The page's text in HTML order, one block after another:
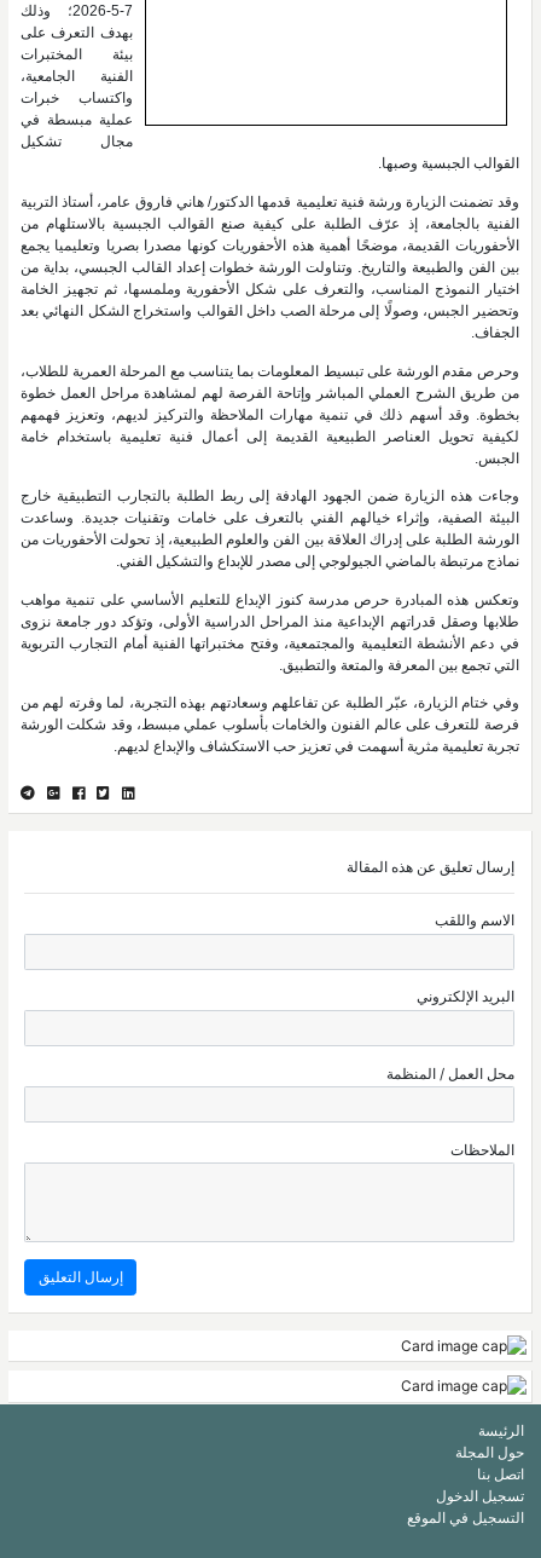
7-5-2026؛ وذلك
بهدف التعرف على
بيئة المختبرات
الفنية الجامعية،
واكتساب خبرات
عملية مبسطة في
مجال تشكيل
القوالب الجبسية وصبها.
وقد تضمنت الزيارة ورشة فنية تعليمية قدمها الدكتور/ هاني فاروق عامر، أستاذ التربية
الفنية بالجامعة، إذ عرّف الطلبة على كيفية صنع القوالب الجبسية بالاستلهام من
الأحفوريات القديمة، موضحًا أهمية هذه الأحفوريات كونها مصدرا بصريا وتعليميا يجمع
بين الفن والطبيعة والتاريخ. وتناولت الورشة خطوات إعداد القالب الجبسي، بداية من
اختيار النموذج المناسب، والتعرف على شكل الأحفورية وملمسها، ثم تجهيز الخامة
وتحضير الجبس، وصولًا إلى مرحلة الصب داخل القوالب واستخراج الشكل النهائي بعد
الجفاف.
وحرص مقدم الورشة على تبسيط المعلومات بما يتناسب مع المرحلة العمرية للطلاب،
من طريق الشرح العملي المباشر وإتاحة الفرصة لهم لمشاهدة مراحل العمل خطوة
بخطوة. وقد أسهم ذلك في تنمية مهارات الملاحظة والتركيز لديهم، وتعزيز فهمهم
لكيفية تحويل العناصر الطبيعية القديمة إلى أعمال فنية تعليمية باستخدام خامة
الجبس.
وجاءت هذه الزيارة ضمن الجهود الهادفة إلى ربط الطلبة بالتجارب التطبيقية خارج
البيئة الصفية، وإثراء خيالهم الفني بالتعرف على خامات وتقنيات جديدة. وساعدت
الورشة الطلبة على إدراك العلاقة بين الفن والعلوم الطبيعية، إذ تحولت الأحفوريات من
نماذج مرتبطة بالماضي الجيولوجي إلى مصدر للإبداع والتشكيل الفني.
وتعكس هذه المبادرة حرص مدرسة كنوز الإبداع للتعليم الأساسي على تنمية مواهب
طلابها وصقل قدراتهم الإبداعية منذ المراحل الدراسية الأولى، وتؤكد دور جامعة نزوى
في دعم الأنشطة التعليمية والمجتمعية، وفتح مختبراتها الفنية أمام التجارب التربوية
التي تجمع بين المعرفة والمتعة والتطبيق.
وفي ختام الزيارة، عبّر الطلبة عن تفاعلهم وسعادتهم بهذه التجربة، لما وفرته لهم من
فرصة للتعرف على عالم الفنون والخامات بأسلوب عملي مبسط، وقد شكلت الورشة
تجربة تعليمية مثرية أسهمت في تعزيز حب الاستكشاف والإبداع لديهم.
إرسال تعليق عن هذه المقالة
الاسم واللقب
البريد الإلكتروني
محل العمل / المنظمة
الملاحظات
الرئيسة
حول المجلة
اتصل بنا
تسجيل الدخول
التسجيل في الموقع